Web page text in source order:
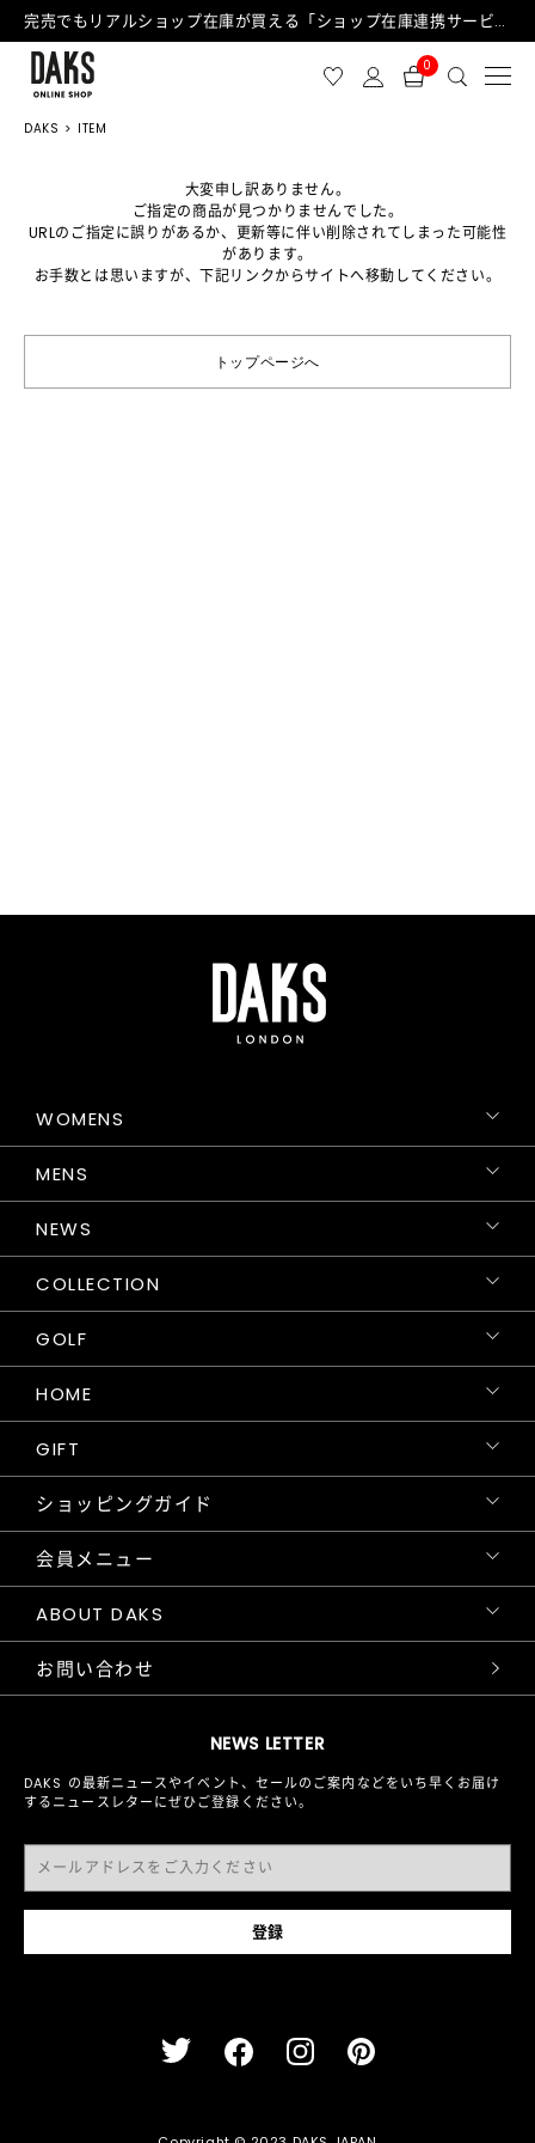
完売でもリアルショップ在庫が買える「ショップ在庫連携サービス」が日中もご利用可能になりました！
0
DAKS ITEM
大変申し訳ありません。
ご指定の商品が見つかりませんでした。
URLのご指定に誤りがあるか、更新等に伴い削除されてしまった可能性
があります。
お手数とは思いますが、下記リンクからサイトへ移動してください。
トップページへ
NEWS LETTER
DAKS の最新ニュースやイベント、セールのご案内などをいち早くお届け
するニュースレターにぜひご登録ください。
WOMENS
MENS
NEWS
COLLECTION
GOLF
HOME
GIFT
ショッピングガイド
会員メニュー
ABOUT DAKS
お問い合わせ